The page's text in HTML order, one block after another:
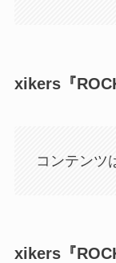
xikers『
コンテンツ
xikers『